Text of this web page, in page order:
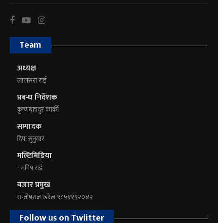
Team
अध्यक्ष
लालसरा राई
प्रबन्ध निर्देशक
कृष्णबहादुर कार्की
सम्पादक
दिपा सुनुवार
मल्टिमिडिया
- मनिष राई
बजार प्रमुख
सन्तोषराज खरेल ९८५११९२०४२
Follow us on Twiitter